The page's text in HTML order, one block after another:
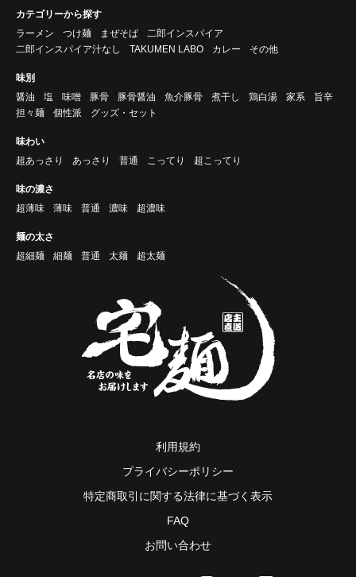
カテゴリーから探す
ラーメン
つけ麺 まぜそば
二郎インスパイア
二郎インスパイア汁なし
TAKUMEN LABO カレー その他
味別
醤油
塩 味噌 豚骨 豚骨醤油 魚介豚骨 煮干し 鶏白湯 家系
旨辛
担々麺
個性派 グッズ・セット
味わい
超あっさり
あっさり 普通 こってり 超こってり
味の濃さ
超薄味
薄味 普通 濃味 超濃味
麺の太さ
超細麺
細麺 普通 太麺 超太麺
利用規約
プライバシーポリシー
特定商取引に関する法律に基づく表示
FAQ
お問い合わせ